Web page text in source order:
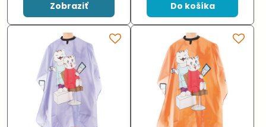
Zobraziť Do košíka